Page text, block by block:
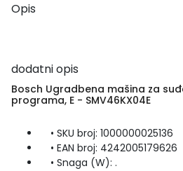
Opis
dodatni opis
Bosch Ugradbena mašina za
programa, E - SMV46KX04E
• SKU broj: 1000000025136
• EAN broj: 4242005179626
• Snaga (W): .